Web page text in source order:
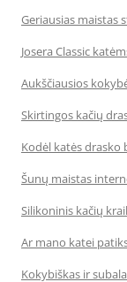
Geriausias maistas
Josera Classic
Aukščiausios
Skirtingos kačių
Kodėl katės drasko
Šunų maistas
Silikoninis kačių
Ar mano katei
Kokybiškas ir